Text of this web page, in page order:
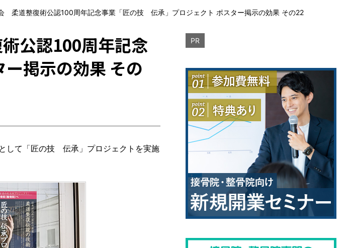
柔道整復術公認100周年記念事業「匠の技 伝承」プロジェクト ポスター掲示の効果 その22
公認100周年記念
掲示の効果 その
して「匠の技 伝承」プロジェクトを実施
PR